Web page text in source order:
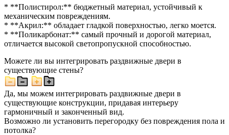
* **Полистирол:** бюджетный материал, устойчивый к
механическим повреждениям.
* **Акрил:** обладает гладкой поверхностью, легко моется.
* **Поликарбонат:** самый прочный и дорогой материал,
отличается высокой светопропускной способностью.
Можете ли вы интегрировать раздвижные двери в
существующие стены?
Да, мы можем интегрировать раздвижные двери в
существующие конструкции, придавая интерьеру
гармоничный и законченный вид.
Возможно ли установить перегородку без повреждения пола и
потолка?